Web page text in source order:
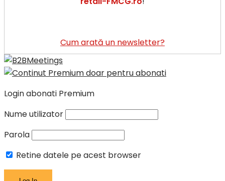
Cum arată un newsletter?
Login abonati Premium
Nume utilizator
Parola
Retine datele pe acest browser